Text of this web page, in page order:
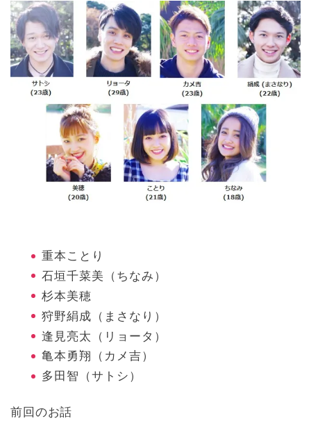
重本ことり
石垣千菜美（ちなみ）
杉本美穂
狩野絹成（まさなり）
逢見亮太（リョータ）
亀本勇翔（カメ吉）
多田智（サトシ）
前回のお話